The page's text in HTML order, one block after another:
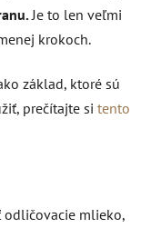
Je to len veľmi
krokoch.
základ, ktoré sú
prečítajte si tento
odličovacie mlieko,